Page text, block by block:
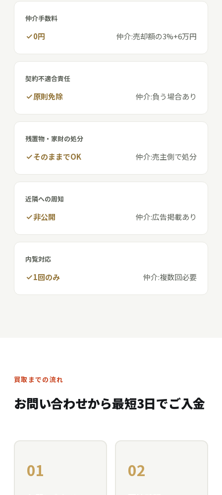
仲介手数料
0円 仲介:売却額の3%+6万円
契約不適合責任
原則免除 仲介:負う場合あり
残置物・家財の処分
そのままでOK 仲介:売主側で処分
近隣への周知
非公開 仲介:広告掲載あり
内覧対応
1回のみ 仲介:複数回必要
買取までの流れ
お問い合わせから最短3日でご入金
01 02